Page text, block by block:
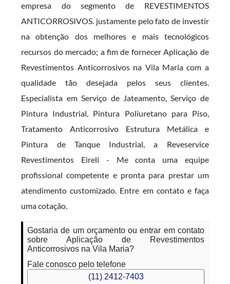
empresa do segmento de REVESTIMENTOS
ANTICORROSIVOS. justamente pelo fato de investir
na obtenção dos melhores e mais tecnológicos
recursos do mercado; a fim de fornecer Aplicação de
Revestimentos Anticorrosivos na Vila Maria com a
qualidade tão desejada pelos seus clientes.
Especialista em Serviço de Jateamento, Serviço de
Pintura Industrial, Pintura Poliuretano para Piso,
Tratamento Anticorrosivo Estrutura Metálica e
Pintura de Tanque Industrial, a Reveservice
Revestimentos Eireli - Me conta uma equipe
profissional competente e pronta para prestar um
atendimento customizado. Entre em contato e faça
uma cotação.
Gostaria de um orçamento ou entrar em contato
sobre Aplicação de Revestimentos
Anticorrosivos na Vila Maria?
Fale conosco pelo telefone
(11) 2412-7403